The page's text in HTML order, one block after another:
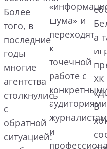
Более
того, в
последние
годы
многие
агентства
столкнулись
с
обратной
ситуацией:
шума» и
переходят
к
точечной
работе с
и
а
ХК
В